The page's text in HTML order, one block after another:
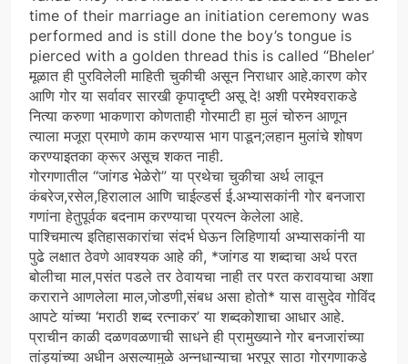
time of their marriage an initiation ceremony was
performed and is still done the boy’s tongue is
pierced with a golden thread this is called “Bheler’
मूळात ही पुरविलेली माहिती चुकीची असून निराधार आहे.कारण कोर
आणि गोर या सर्वावर सारखी कृपादृष्टी असू दे! अशी परमेश्वराकडे
नित्या करुणा भाकणारा कोणताही गोरमाटी हा मुलं चोरुन आणून
त्याला मजूरा प्रमाणे काम करण्यास भाग पाडून;लहान मुलांचे शोषण
करण्याइतका क्रूर असूच शकत नाही.
गोरगणातील “जांगड भेळेरो” या प्रथेचा चुकीचा अर्थ लावून
कंबरेज,रसेल,हिरालाल आणि चाईल्डर्स ई.अभ्यासकांनी गोर बनजारा
गणांना हेतुपूर्वक बदनाम करण्याचा प्रयत्न केलेला आहे.
पाश्चिमात्य इतिहासकारांचा संदर्भ घेऊन लिहिणार्या अभ्यासकांनी या
पुढे लक्षात ठेवणे आवश्यक आहे की, *जांगड या शब्दाचा अर्थ परत
बोलीचा माल,पसंत पडले तर ठेवायचा नाही तर परत करावयाचा अशा
कराराने आणलेला माल,जोडणी,संबध असा होतो* यास वासुदेव गोविंद
आपटे यांच्या ‘मराठी शब्द रत्नाकर’ या शब्दकोशाचा आधार आहे.
प्राचीन काळी दळणवळणाची साधने ही प्रामुख्याने गोर बनजारांच्या
तांड्यांच्या अधीन असल्यामुळे अन्नधान्याचा भरपूर साठा गोरगणाकडे